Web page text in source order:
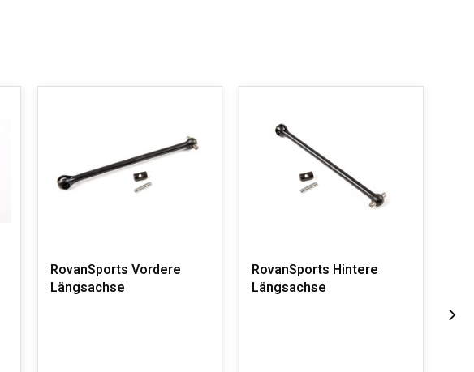
RovanSports Vordere
Längsachse
RovanSports Hintere
Längsachse